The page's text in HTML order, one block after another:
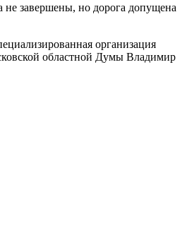
не завершены, но дорога допущена
организация
областной Думы Владимир